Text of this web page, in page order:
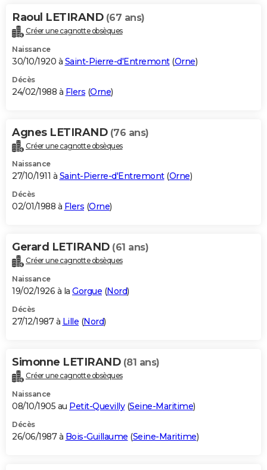
Raoul LETIRAND (67 ans)
Créer une cagnotte obsèques
Naissance
30/10/1920 à Saint-Pierre-d'Entremont(Orne)
Décès
24/02/1988 à Flers (Orne)
Agnes LETIRAND (76 ans)
Créer une cagnotte obsèques
Naissance
27/10/1911 à Saint-Pierre-d'Entremont(Orne)
Décès
02/01/1988 à Flers (Orne)
Gerard LETIRAND (61 ans)
Créer une cagnotte obsèques
Naissance
19/02/1926 à la Gorgue (Nord)
Décès
27/12/1987 à Lille (Nord)
Simonne LETIRAND (81 ans)
Créer une cagnotte obsèques
Naissance
08/10/1905 au Petit-Quevilly(Seine-Maritime)
Décès
26/06/1987 à Bois-Guillaume (Seine-Maritime)